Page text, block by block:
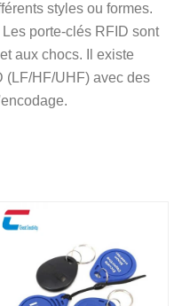
styles ou formes.
porte-clés RFID sont
aux chocs. Il existe
(LF/HF/UHF) avec des